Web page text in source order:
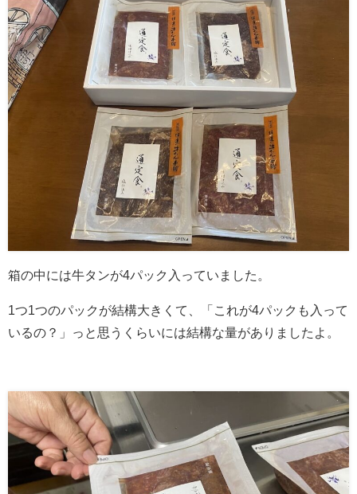
箱の中には牛タンが4パック入っていました。
1つ1つのパックが結構大きくて、「これが4パックも入って
いるの？」っと思うくらいには結構な量がありましたよ。